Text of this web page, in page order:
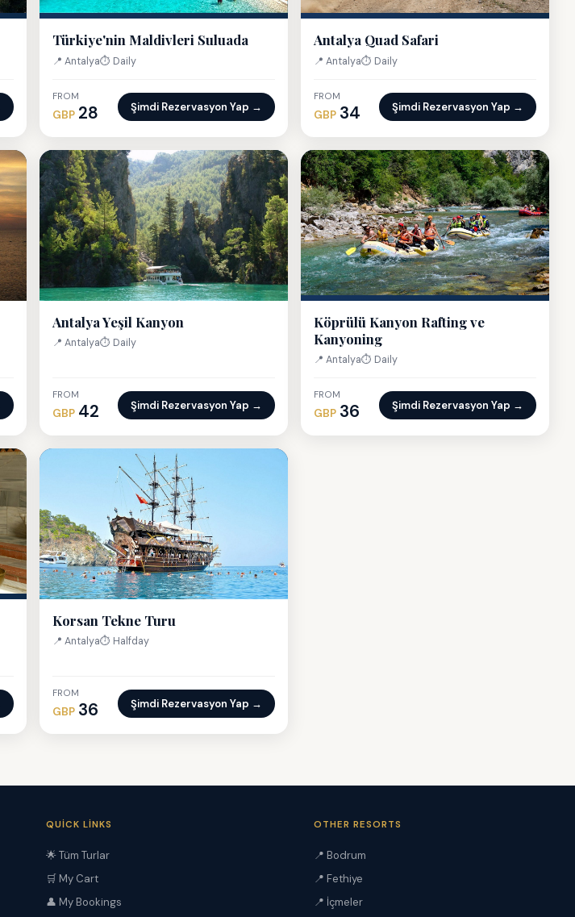
Türkiye'nin Maldivleri Suluada
📍 Antalya⏱ Daily
FROM
GBP 28 Şimdi Rezervasyon Yap →
Antalya Quad Safari
📍 Antalya⏱ Daily
FROM
GBP 34 Şimdi Rezervasyon Yap →
Antalya Yeşil Kanyon
📍 Antalya⏱ Daily
FROM
GBP 42 Şimdi Rezervasyon Yap →
Köprülü Kanyon Rafting ve
Kanyoning
📍 Antalya⏱ Daily
FROM
GBP 36 Şimdi Rezervasyon Yap →
Korsan Tekne Turu
📍 Antalya⏱ Halfday
FROM
GBP 36 Şimdi Rezervasyon Yap →
QUICK LINKS
🌟 Tüm Turlar
🛒 My Cart
👤 My Bookings
OTHER RESORTS
📍 Bodrum
📍 Fethiye
📍 İçmeler